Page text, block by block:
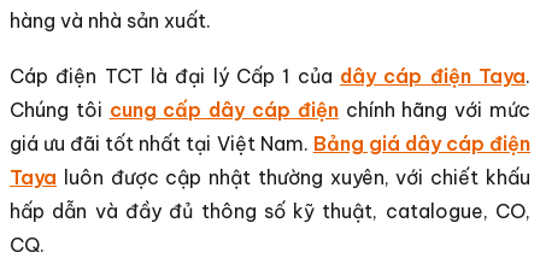
hàng và nhà sản xuất.
Cáp điện TCT là đại lý Cấp 1 của dây cáp điện Taya.
Chúng tôi cung cấp dây cáp điệnchính hãng với mức
giá ưu đãi tốt nhất tại Việt Nam. Bảng giá dây cáp điện
Taya luôn được cập nhật thường xuyên, với chiết khấu
hấp dẫn và đầy đủ thông số kỹ thuật, catalogue, CO,
CQ.